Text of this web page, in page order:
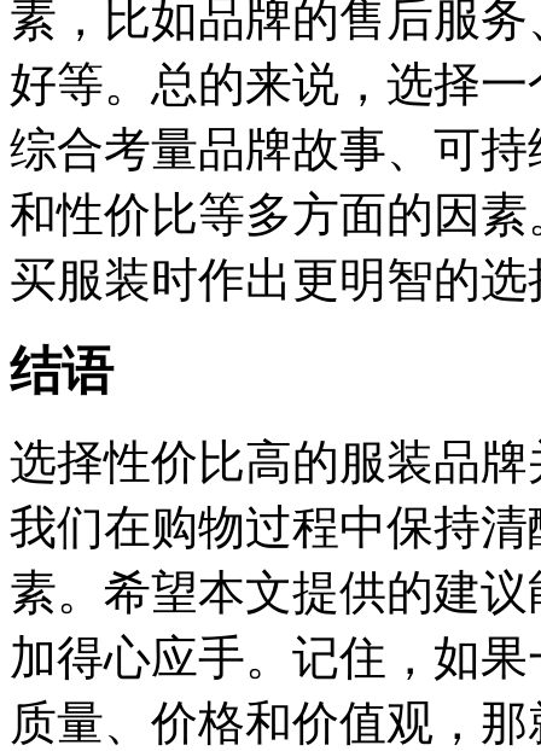
素，比如品牌的售后服
好等。总的来说，选择
综合考量品牌故事、可
和性价比等多方面的因
买服装时作出更明智的选
结语
选择性价比高的服装品
我们在购物过程中保持
素。希望本文提供的建
加得心应手。记住，如
质量、价格和价值观，